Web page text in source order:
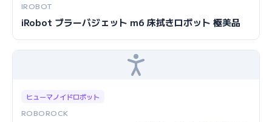
IROBOT
iRobot ブラーバジェット m6 床拭きロボット 極美品
ヒューマノイドロボット
ROBOROCK